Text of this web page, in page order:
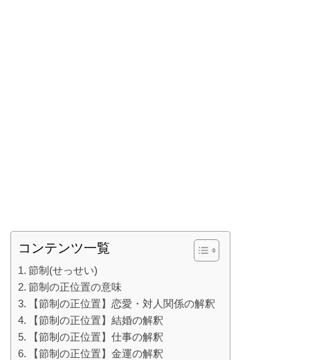
コンテンツ一覧
節制(せっせい)
節制の正位置の意味
【節制の正位置】恋愛・対人関係の解釈
【節制の正位置】結婚の解釈
【節制の正位置】仕事の解釈
【節制の正位置】金運の解釈